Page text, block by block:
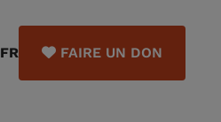
FR FAIRE UN DON